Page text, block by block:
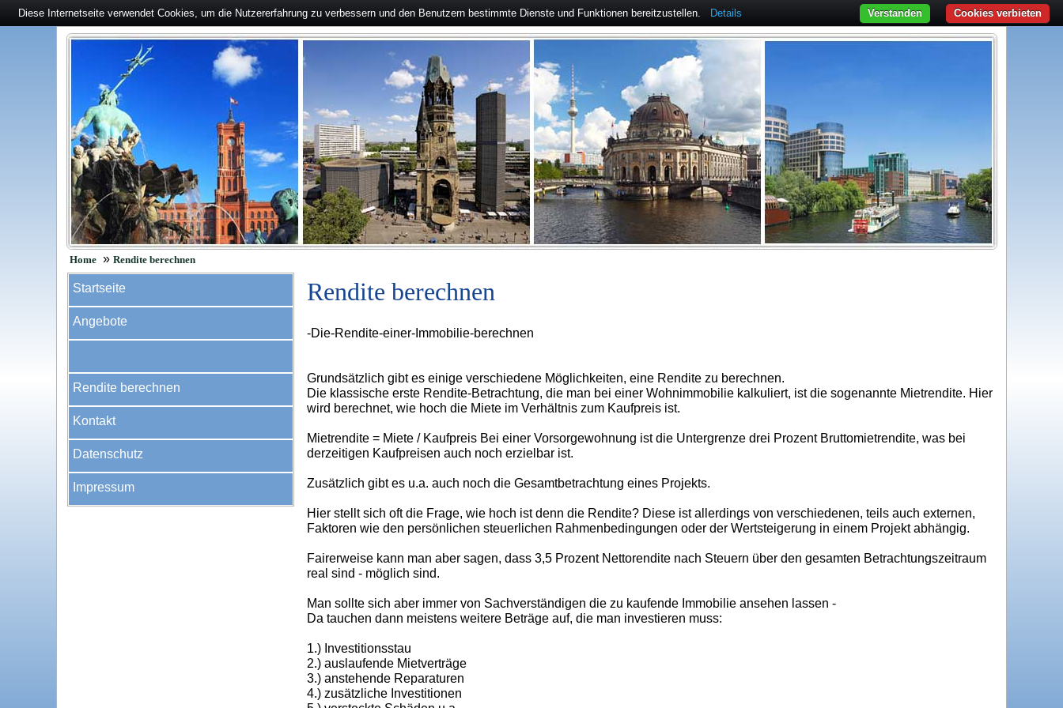
Home » Rendite berechnen
Startseite
Angebote
Rendite berechnen
Kontakt
Datenschutz
Impressum
Rendite berechnen
-Die-Rendite-einer-Immobilie-berechnen
Grundsätzlich gibt es einige verschiedene Möglichkeiten, eine Rendite zu berechnen.
Die klassische erste Rendite-Betrachtung, die man bei einer Wohnimmobilie kalkuliert, ist die sogenannte Mietrendite. Hier
wird berechnet, wie hoch die Miete im Verhältnis zum Kaufpreis ist.
Mietrendite = Miete / Kaufpreis Bei einer Vorsorgewohnung ist die Untergrenze drei Prozent Bruttomietrendite, was bei
derzeitigen Kaufpreisen auch noch erzielbar ist.
Zusätzlich gibt es u.a. auch noch die Gesamtbetrachtung eines Projekts.
Hier stellt sich oft die Frage, wie hoch ist denn die Rendite? Diese ist allerdings von verschiedenen, teils auch externen,
Faktoren wie den persönlichen steuerlichen Rahmenbedingungen oder der Wertsteigerung in einem Projekt abhängig.
Fairerweise kann man aber sagen, dass 3,5 Prozent Nettorendite nach Steuern über den gesamten Betrachtungszeitraum
real sind - möglich sind.
Man sollte sich aber immer von Sachverständigen die zu kaufende Immobilie ansehen lassen -
Da tauchen dann meistens weitere Beträge auf, die man investieren muss:
1.) Investitionsstau
2.) auslaufende Mietverträge
3.) anstehende Reparaturen
4.) zusätzliche Investitionen
Diese Internetseite verwendet Cookies, um die Nutzererfahrung zu verbessern und den Benutzern bestimmte Dienste und Funktionen bereitzustellen. Details Cookies verbieten
Verstanden